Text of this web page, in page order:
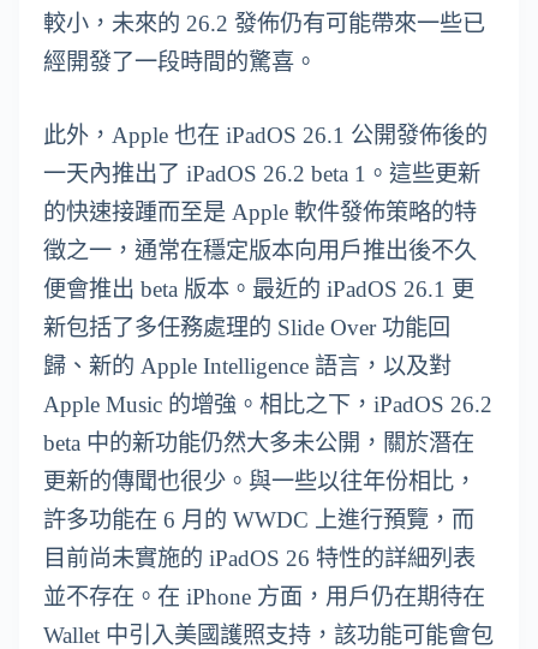
較小，未來的 26.2 發佈仍有可能帶來一些已
經開發了一段時間的驚喜。
此外，Apple 也在 iPadOS 26.1 公開發佈後的
一天內推出了 iPadOS 26.2 beta 1。這些更新
的快速接踵而至是 Apple 軟件發佈策略的特
徵之一，通常在穩定版本向用戶推出後不久
便會推出 beta 版本。最近的 iPadOS 26.1 更
新包括了多任務處理的 Slide Over 功能回
歸、新的 Apple Intelligence 語言，以及對
Apple Music 的增強。相比之下，iPadOS 26.2
beta 中的新功能仍然大多未公開，關於潛在
更新的傳聞也很少。與一些以往年份相比，
許多功能在 6 月的 WWDC 上進行預覽，而
目前尚未實施的 iPadOS 26 特性的詳細列表
並不存在。在 iPhone 方面，用戶仍在期待在
Wallet 中引入美國護照支持，該功能可能會包